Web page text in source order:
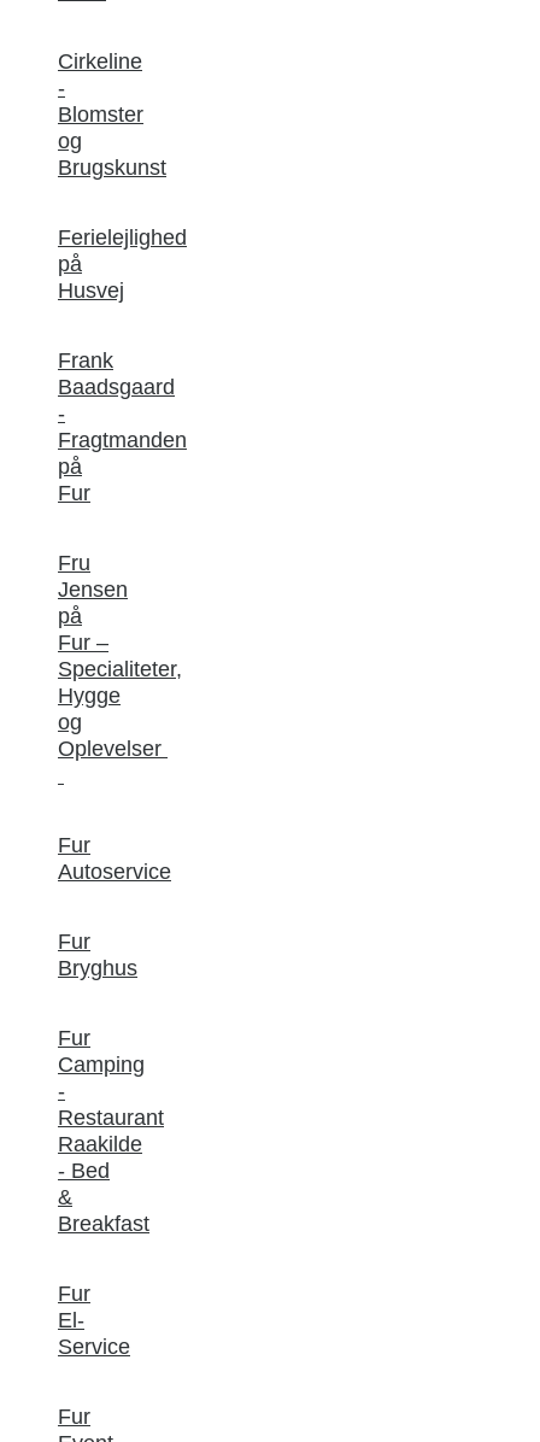
Cirkeline
-
Blomster
og
Brugskunst
Ferielejlighed
på
Husvej
Frank
Baadsgaard
-
Fragtmanden
på
Fur
Fru
Jensen
på
Fur –
Specialiteter,
Hygge
og
Oplevelser
Fur
Autoservice
Fur
Bryghus
Fur
Camping
-
Restaurant
Raakilde
- Bed
&
Breakfast
Fur
El-
Service
Fur